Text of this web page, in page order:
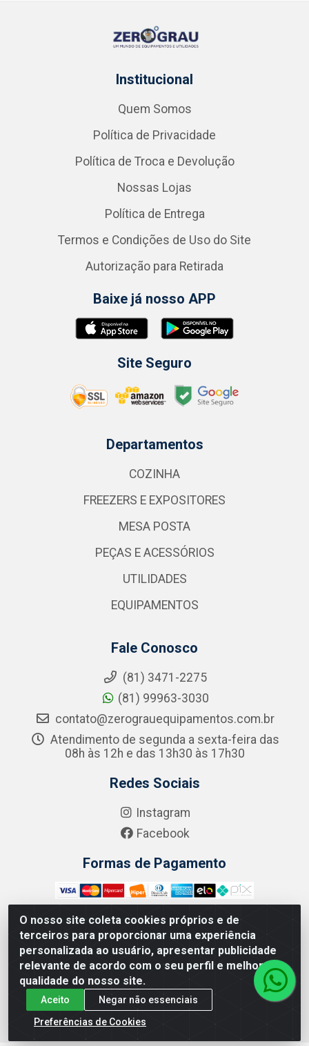
O nosso site coleta cookies próprios e de
terceiros para proporcionar uma experiência
personalizada ao usuário, apresentar publicidade
relevante de acordo com o seu perfil e melhorar a
qualidade do nosso site.
Aceito
Negar não essenciais
Preferências de Cookies
Institucional
Quem Somos
Política de Privacidade
Política de Troca e Devolução
Nossas Lojas
Política de Entrega
Termos e Condições de Uso do Site
Autorização para Retirada
Baixe já nosso APP
Site Seguro
Departamentos
COZINHA
FREEZERS E EXPOSITORES
MESA POSTA
PEÇAS E ACESSÓRIOS
UTILIDADES
EQUIPAMENTOS
Fale Conosco
(81) 3471-2275
(81) 99963-3030
contato@zerograuequipamentos.com.br
Atendimento de segunda a sexta-feira das
08h às 12h e das 13h30 às 17h30
Redes Sociais
Instagram
Facebook
Formas de Pagamento
Zero Grau - Rua Jean Emile Favre, 746 - Ipsep,
Recife/PE - CEP 51.190-450 - CNPJ 09.132.989/0001-61